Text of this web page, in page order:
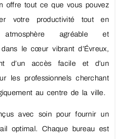
offre tout ce que vous pouvez
votre productivité tout en
atmosphère agréable et
dans le cœur vibrant d’Évreux,
d’un accès facile et d’un
les professionnels cherchant
au centre de la ville.
avec soin pour fournir un
optimal. Chaque bureau est